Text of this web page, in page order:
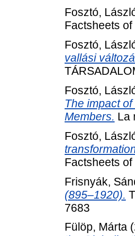
Fosztó,
Factsheets
Fosztó,
vallási
Fosztó,
The impact
Members. La
Fosztó,
Factsheets
Frisnyák,
(895–1920).
7683
Fülöp, Márta